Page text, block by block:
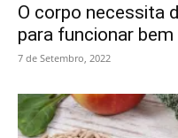
O corpo necessita
para funcionar bem
7 de Setembro, 2022